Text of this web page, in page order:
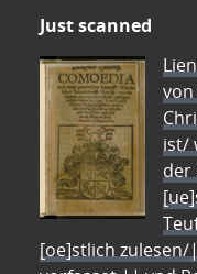
Just scanned
ist/
[oe]stlich